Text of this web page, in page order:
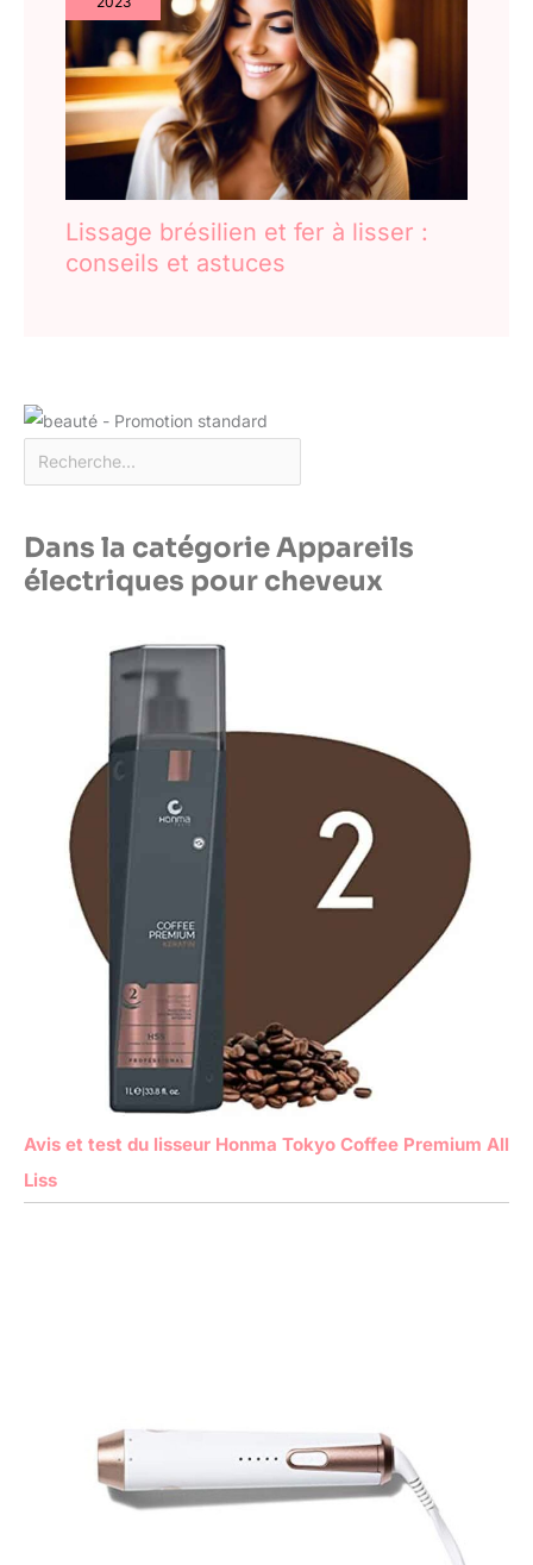
Lissage brésilien et fer à lisser :
conseils et astuces
Dans la catégorie Appareils
électriques pour cheveux
Avis et test du lisseur Honma Tokyo Coffee Premium All
Liss